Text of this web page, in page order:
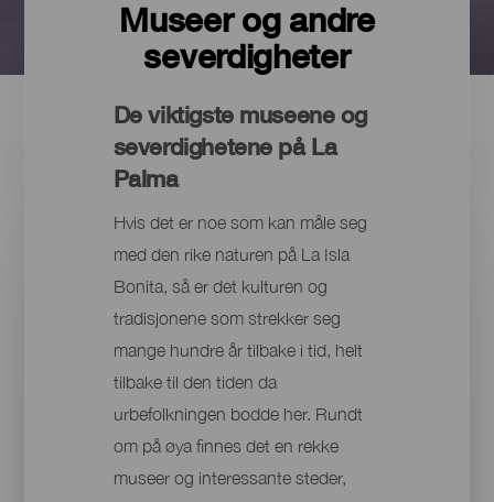
Museer og andre
severdigheter
De viktigste museene og
severdighetene på La
Palma
Hvis det er noe som kan måle seg
med den rike naturen på La Isla
Bonita, så er det kulturen og
tradisjonene som strekker seg
mange hundre år tilbake i tid, helt
tilbake til den tiden da
urbefolkningen bodde her. Rundt
om på øya finnes det en rekke
museer og interessante steder,